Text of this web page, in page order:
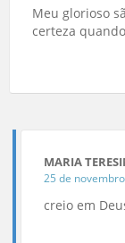
Meu glorioso
certeza
MARIA
25 de
creio em